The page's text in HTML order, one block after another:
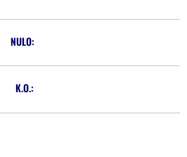
NULO:
K.O.: